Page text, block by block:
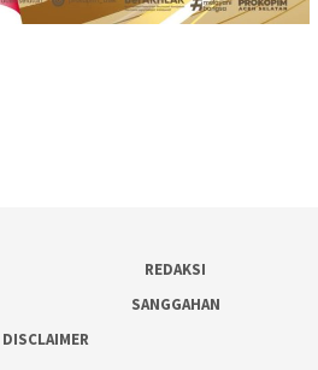
REDAKSI
SANGGAHAN
DISCLAIMER